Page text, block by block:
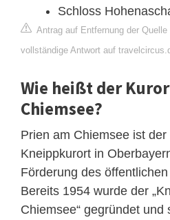
Schloss
Antrag auf Entfernung der Quelle
vollständige Antwort auf
Wie heißt der
Chiemsee?
Prien am Chiemsee ist
Kneippkurort in
Förderung des
Bereits 1954 wurde der
Chiemsee“ gegründet